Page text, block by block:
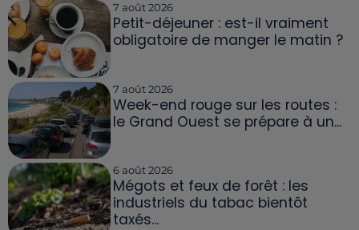
7 août 2026
Petit-déjeuner : est-il vraiment
obligatoire de manger le matin ?
7 août 2026
Week-end rouge sur les routes :
le Grand Ouest se prépare à un...
6 août 2026
Mégots et feux de forêt : les
industriels du tabac bientôt
taxés...